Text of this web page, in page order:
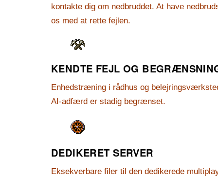
kontakte dig om nedbruddet. At have
os med at rette fejlen.
KENDTE FEJL OG
Enhedstræning i rådhus og
AI-adfærd er stadig begrænset.
DEDIKERET SERVER
Eksekverbare filer til den dedikerede